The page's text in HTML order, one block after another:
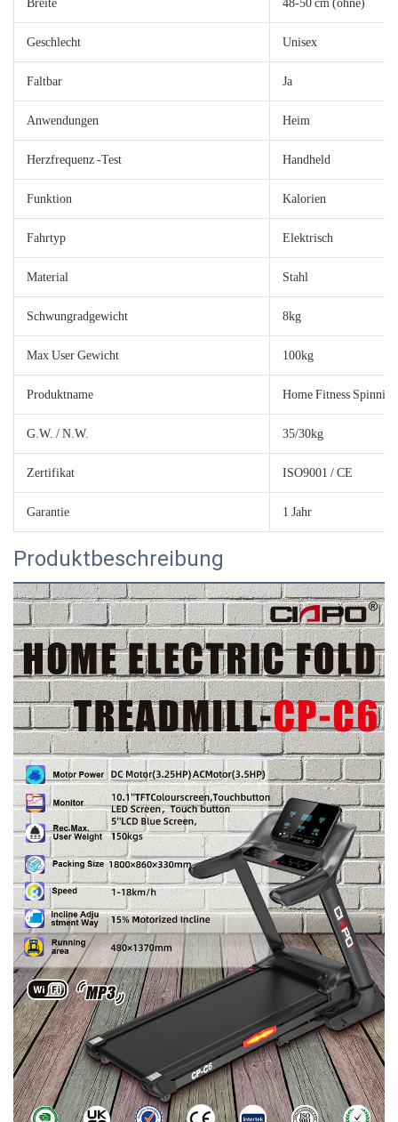
Geschlecht Unisex
Faltbar Ja
Anwendungen Heim
Herzfrequenz -Test Handheld
Funktion Kalorien
Fahrtyp Elektrisch
Material Stahl
Schwungradgewicht 8kg
Max User Gewicht 100kg
Produktname Home Fitness
G.W. / N.W. 35/30kg
Zertifikat ISO9001 / CE
Garantie 1 Jahr
Produktbeschreibung